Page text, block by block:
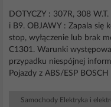
DOTYCZY : 307R, 308
i B9. OBJAWY : Zapala się
stop, wyłączenie lub brak
C1301. Warunki
przypadku niespójnej
Pojazdy z ABS/ESP
Samochody Elektryka i